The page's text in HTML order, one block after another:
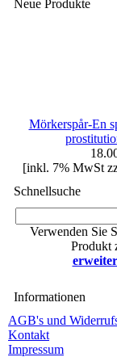
Neue Produkte
Mörkerspår-En
[inkl. 7% MwSt
Schnellsuche
Verwenden Sie
Produkt
Informationen
AGB's und
Kontakt
Impressum